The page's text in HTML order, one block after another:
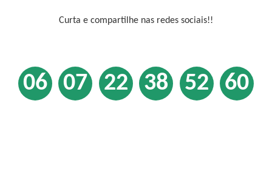
Curta e compartilhe nas redes sociais!!
06 07 22 38 52 60